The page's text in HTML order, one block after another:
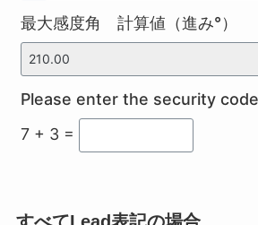
最大感度角 計算値（進み°）
Please enter the security code
7 + 3 =